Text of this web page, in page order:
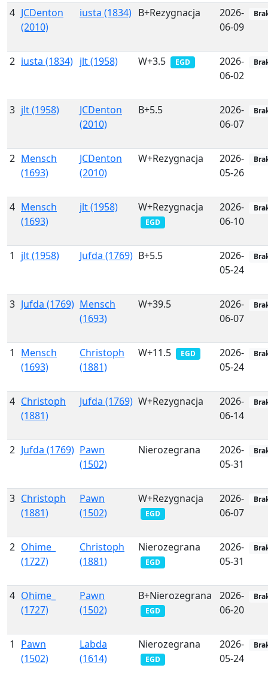
4 JCDenton
(2010)
iusta (1834) B+Rezygnacja
2026-
06-09
2 iusta (1834) jlt (1958) W+3.5 EGD
2026-
06-02
3 jlt (1958)
JCDenton
(2010)
B+5.5
2026-
06-07
2 Mensch
(1693)
JCDenton
(2010)
W+Rezygnacja
2026-
05-26
4 Mensch
(1693)
jlt (1958) W+Rezygnacja
EGD
2026-
06-10
1 jlt (1958) Jufda (1769) B+5.5
2026-
05-24
3 Jufda (1769) Mensch
(1693)
W+39.5
2026-
06-07
1
Mensch
(1693)
Christoph
(1881)
W+11.5 EGD
2026-
05-24
4 Christoph
(1881)
Jufda (1769) W+Rezygnacja
2026-
06-14
2 Jufda (1769) Pawn
(1502)
Nierozegrana
2026-
05-31
3 Christoph
(1881)
Pawn
(1502)
W+Rezygnacja
EGD
2026-
06-07
2 Ohime_
(1727)
Christoph
(1881)
Nierozegrana
EGD
2026-
05-31
4 Ohime_
(1727)
Pawn
(1502)
B+Nierozegrana
EGD
2026-
06-20
1
Pawn
(1502)
Labda
(1614)
Nierozegrana
EGD
2026-
05-24